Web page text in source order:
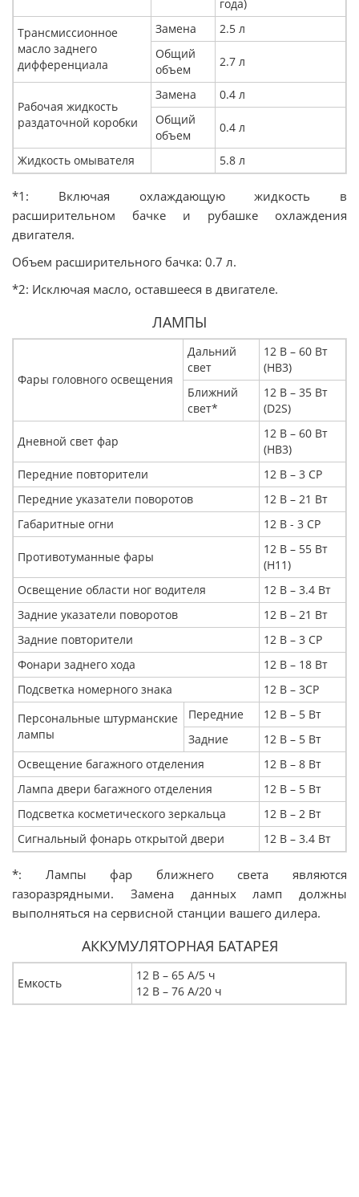
года)
Трансмиссионное
масло заднего
дифференциала
Замена
2.5 л
Общий
объем
2.7 л
Рабочая жидкость
раздаточной коробки
Замена
0.4 л
Общий
объем
0.4 л
Жидкость омывателя 5.8 л
*1: Включая охлаждающую жидкость в
расширительном бачке и рубашке охлаждения
двигателя.
Объем расширительного бачка: 0.7 л.
*2: Исключая масло, оставшееся в двигателе.
ЛАМПЫ
Фары головного освещения
Дальний
свет
12 В – 60 Вт
(HB3)
Ближний
свет*
12 В – 35 Вт
(D2S)
Дневной свет фар
12 В – 60 Вт
(HB3)
Передние повторители
12 В – 3 CP
Передние указатели поворотов
12 В – 21 Вт
Габаритные огни
12 В - 3 CP
Противотуманные фары
12 В – 55 Вт
(H11)
Освещение области ног водителя
12 В – 3.4 Вт
Задние указатели поворотов
12 В – 21 Вт
Задние повторители
12 В – 3 СР
Фонари заднего хода
12 В – 18 Вт
Подсветка номерного знака
12 В – 3СР
Персональные штурманские
лампы
Передние
12 В – 5 Вт
Задние
12 В – 5 Вт
Освещение багажного отделения
12 В – 8 Вт
Лампа двери багажного отделения
12 В – 5 Вт
Подсветка косметического зеркальца
12 В – 2 Вт
Сигнальный фонарь открытой двери
12 В – 3.4 Вт
*: Лампы фар ближнего света являются
газоразрядными. Замена данных ламп должны
выполняться на сервисной станции вашего дилера.
АККУМУЛЯТОРНАЯ БАТАРЕЯ
Емкость
12 В – 65 А/5 ч
12 В – 76 А/20 ч